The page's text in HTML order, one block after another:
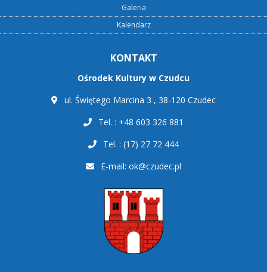
Galeria
Kalendarz
KONTAKT
Ośrodek Kultury w Czudcu
ul. Świętego Marcina 3 , 38-120 Czudec
Tel. : +48 603 326 881
Tel. : (17) 27 72 444
E-mail: ok@czudec.pl